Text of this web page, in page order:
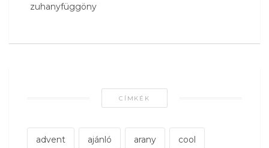
zuhanyfüggöny
CÍMKÉK
advent ajánló arany cool